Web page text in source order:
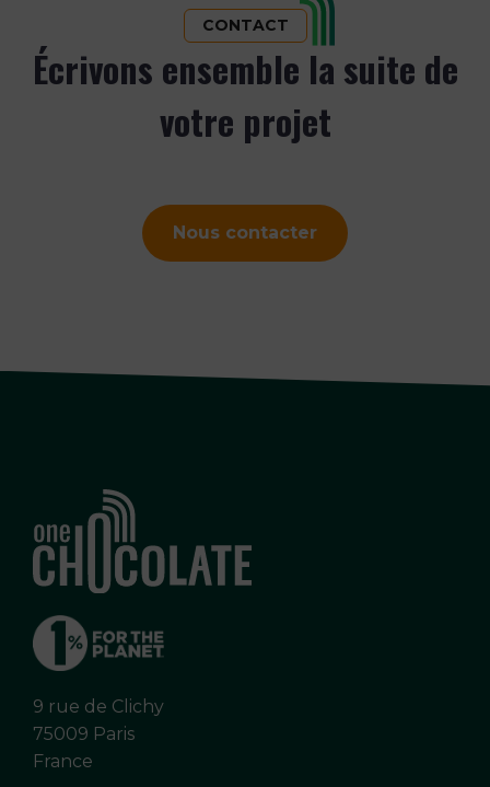
CONTACT
Écrivons ensemble la suite de
votre projet
Nous contacter
9 rue de Clichy
75009 Paris
France